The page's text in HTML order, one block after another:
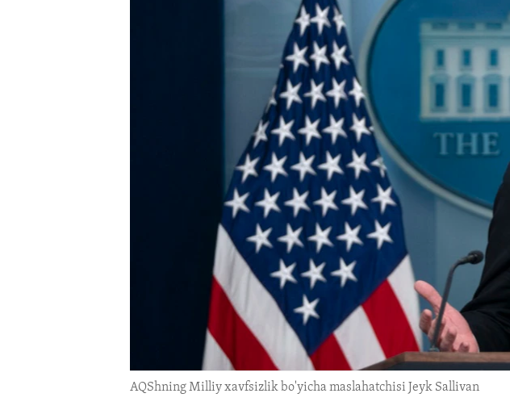
AQShning Milliy xavfsizlik bo'yicha maslahatchisi Jeyk Sallivan